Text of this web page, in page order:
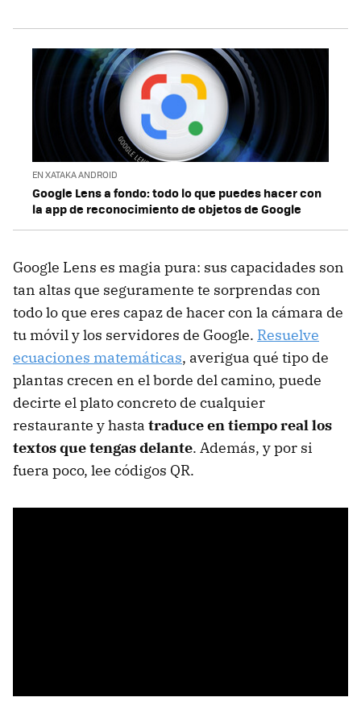
EN XATAKA ANDROID
Google Lens a fondo: todo lo que puedes hacer con
la app de reconocimiento de objetos de Google
Google Lens es magia pura: sus capacidades son
tan altas que seguramente te sorprendas con
todo lo que eres capaz de hacer con la cámara de
tu móvil y los servidores de Google. Resuelve
ecuaciones matemáticas, averigua qué tipo de
plantas crecen en el borde del camino, puede
decirte el plato concreto de cualquier
restaurante y hasta traduce en tiempo real los
textos que tengas delante. Además, y por si
fuera poco, lee códigos QR.